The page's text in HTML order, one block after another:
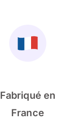
Fabriqué en
France